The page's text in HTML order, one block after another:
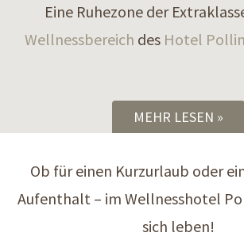
Eine Ruhezone der
Wellnessbereich des Hotel
MEHR LESEN
Ob für einen Kurzurlaub oder
Aufenthalt – im Wellnesshotel
sich leben!